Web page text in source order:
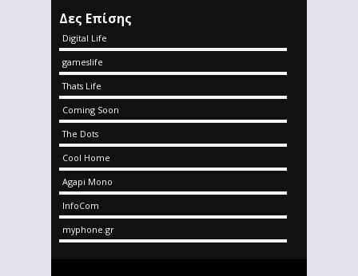
Δες Επίσης
Digital Life
gameslife
Thats Life
Coming Soon
The Dots
Cool Home
Agapi Mono
InfoCom
myphone.gr